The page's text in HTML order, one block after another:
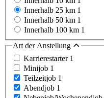
Innerhalb 25 km 1
Innerhalb 50 km 1
Innerhalb 100 km 1
Art der Anstellung
Karrierestarter 1
Minijob 1
Teilzeitjob 1
Abendjob 1